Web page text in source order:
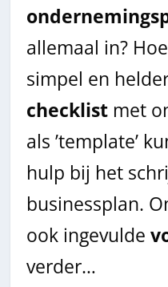
allemaal in?
simpel en
checklist met
als ’template’
hulp bij het
businessplan.
ook ingevulde
verder…